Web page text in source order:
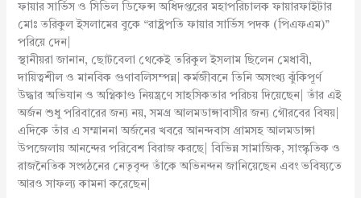
ফায়ার সার্ভিস ও সিভিল ডিফেন্স অধিদপ্তরের মহাপরিচালক ফায়ারফাইটার
মোঃ তরিকুল ইসলামের বুকে “রাষ্ট্রপতি ফায়ার সার্ভিস পদক (পিএফএম)”
পরিয়ে দেন|
স্থানীয়রা জানান, ছোটবেলা থেকেই তরিকুল ইসলাম ছিলেন মেধাবী,
দায়িত্বশীল ও মানবিক গুণাবলিসম্পন্ন| কর্মজীবনে তিনি অসংখ্য ঝুঁকিপূর্ণ
উদ্ধার অভিযান ও অগ্নিকাণ্ড নিয়ন্ত্রণে সাহসিকতার পরিচয় দিয়েছেন| তাঁর এই
অর্জন শুধু পরিবারের জন্য নয়, সমগ্র আলমডাঙ্গাবাসীর জন্য গৌরবের বিষয়|
এদিকে তাঁর এ সম্মাননা অর্জনের খবরে আনন্দবাস গ্রামসহ আলমডাঙ্গা
উপজেলায় আনন্দের পরিবেশ বিরাজ করছে| বিভিন্ন সামাজিক, সাংস্কৃতিক ও
রাজনৈতিক সংগঠনের নেতৃবৃন্দ তাঁকে অভিনন্দন জানিয়েছেন এবং ভবিষ্যতে
আরও সাফল্য কামনা করেছেন|